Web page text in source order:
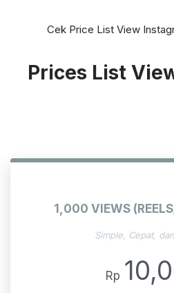
Cek Price List View
Prices List
1,000 VIEWS
Simple, Cepat,
Rp